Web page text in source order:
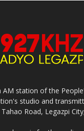
station of the
studio and
Road, Legazpi